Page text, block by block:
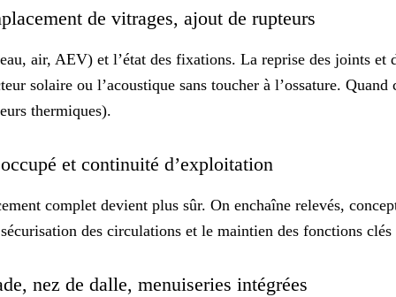
de vitrages, ajout de rupteurs
air, AEV) et l’état des fixations. La reprise des joints
solaire ou l’acoustique sans toucher à l’ossature.
thermiques).
et continuité d’exploitation
complet devient plus sûr. On enchaîne relevés,
des circulations et le maintien des fonctions
nez de dalle, menuiseries intégrées